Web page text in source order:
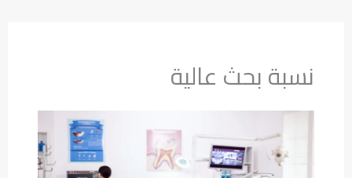
نسبة بحث عالية